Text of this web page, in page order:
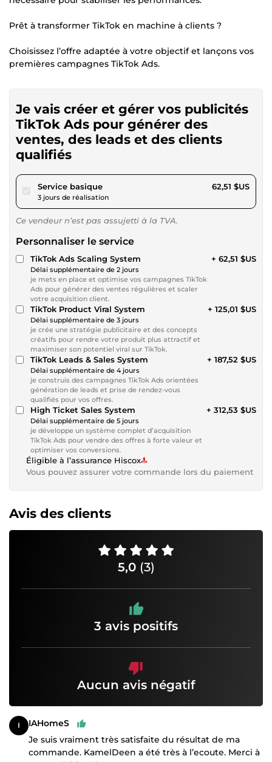
Prêt à transformer TikTok en machine à clients ?
Choisissez l’offre adaptée à votre objectif et lançons vos
premières campagnes TikTok Ads.
Je vais créer et gérer vos publicités
TikTok Ads pour générer des
ventes, des leads et des clients
qualifiés
Service basiquepour 57,61 $US
3 jours de réalisation
62,51 $US
Ce vendeur n’est pas assujetti à la TVA.
Personnaliser le service
TikTok Ads Scaling System
Délai supplémentaire de 2 jours
je mets en place et optimise vos campagnes TikTok
Ads pour générer des ventes régulières et scaler
votre acquisition client.
+ 62,51 $US
TikTok Product Viral System
Délai supplémentaire de 3 jours
je crée une stratégie publicitaire et des concepts
créatifs pour rendre votre produit plus attractif et
maximiser son potentiel viral sur TikTok.
+ 125,01 $US
TikTok Leads & Sales System
Délai supplémentaire de 4 jours
je construis des campagnes TikTok Ads orientées
génération de leads et prise de rendez-vous
qualifiés pour vos offres.
+ 187,52 $US
High Ticket Sales System
Délai supplémentaire de 5 jours
je développe un système complet d’acquisition
TikTok Ads pour vendre des offres à forte valeur et
optimiser vos conversions.
+ 312,53 $US
Éligible à l’assurance Hiscox
Vous pouvez assurer votre commande lors du paiement
Avis des clients
5,0 (3)
3 avis positifs
Aucun avis négatif
IAHomeS
Je suis vraiment très satisfaite du résultat de ma
commande. KamelDeen a été très à l’ecoute. Merci à